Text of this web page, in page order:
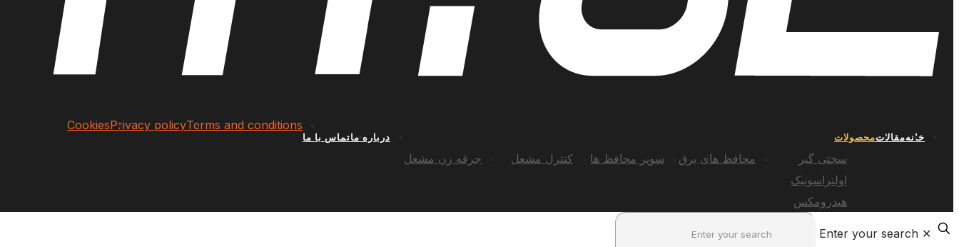
خانهمقالاتمحصولات
سختی گیر
اولتراسونیک
هیدرومکس
محافظ های برق سوپر محافظ ها کنترل مشعل جرقه زن مشعل
درباره ماتماس با ما
Terms and conditions
Privacy policy
Cookies
✕
Enter your search